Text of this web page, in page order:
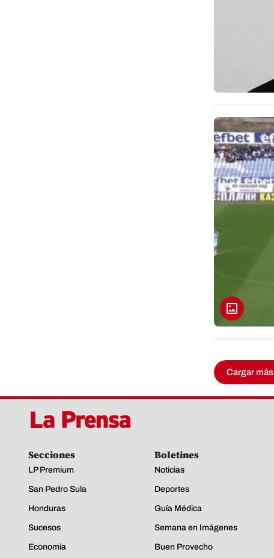
Cargar más
Secciones
LP Premium
San Pedro Sula
Honduras
Sucesos
Economía
Boletines
Noticias
Deportes
Guía Médica
Semana en Imágenes
Buen Provecho